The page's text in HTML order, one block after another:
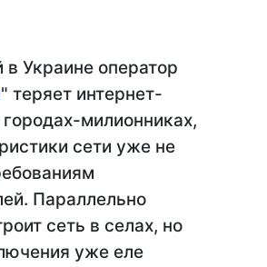
Украине оператор
" теряет интернет-
городах-милионниках,
сети уже не
Параллельно
сеть в селах, но
уже еле